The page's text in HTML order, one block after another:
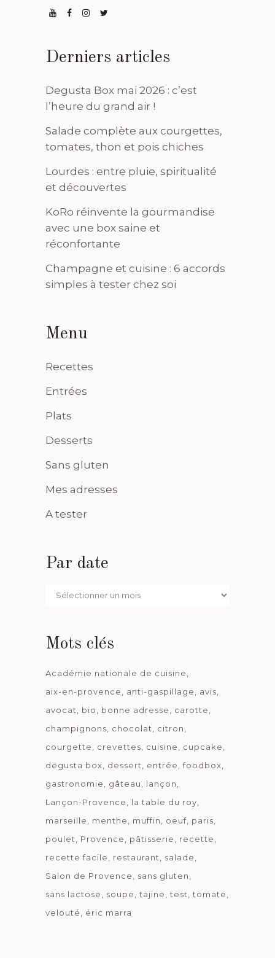
Derniers articles
Degusta Box mai 2026 : c’est
l’heure du grand air !
Salade complète aux courgettes,
tomates, thon et pois chiches
Lourdes : entre pluie, spiritualité
et découvertes
KoRo réinvente la gourmandise
avec une box saine et
réconfortante
Champagne et cuisine : 6 accords
simples à tester chez soi
Menu
Recettes
Entrées
Plats
Desserts
Sans gluten
Mes adresses
A tester
Par date
Par
Mots clés
Académie nationale de cuisine
aix-en-provence
anti-gaspillage
avis
avocat
bio bonne adresse
carotte
champignons
chocolat
citron
courgette
crevettes cuisine
cupcake
degusta box
dessert entrée
foodbox
gastronomie
gâteau
lançon
Lançon-Provence
la table du roy
marseille
menthe muffin oeuf paris
poulet
Provence pâtisserie
recette
recette facile
restaurant
salade
Salon de Provence
sans gluten
sans lactose
soupe tajine test
tomate
velouté
éric marra